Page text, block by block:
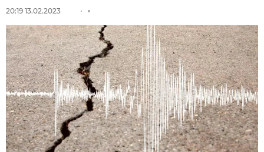
20:19 13.02.2023